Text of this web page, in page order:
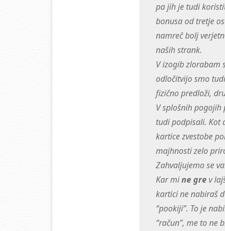
pa jih je tudi
bonusa od tretje
namreč bolj
naših strank.
V izogib zlorabam
odločitvijo smo
fizično predloži,
V splošnih
tudi podpisali. Kot
kartice zvestobe
majhnosti zelo
Zahvaljujemo se
Kar mine grev
kartici ne nabiraš
“pookiji”. To je
“račun”, me to ne